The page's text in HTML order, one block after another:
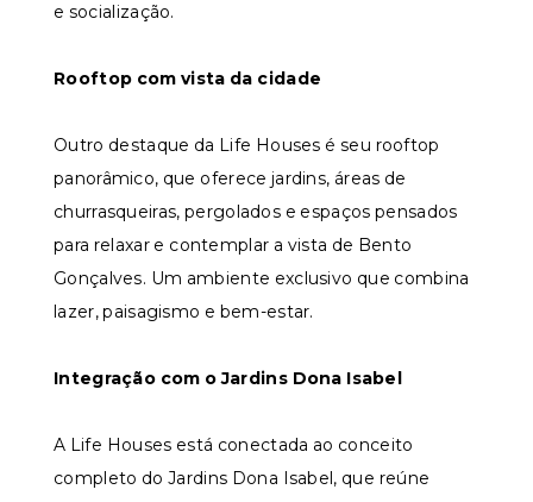
e socialização.
Rooftop com vista da cidade
Outro destaque da Life Houses é seu rooftop
panorâmico, que oferece jardins, áreas de
churrasqueiras, pergolados e espaços pensados
para relaxar e contemplar a vista de Bento
Gonçalves. Um ambiente exclusivo que combina
lazer, paisagismo e bem-estar.
Integração com o Jardins Dona Isabel
A Life Houses está conectada ao conceito
completo do Jardins Dona Isabel, que reúne